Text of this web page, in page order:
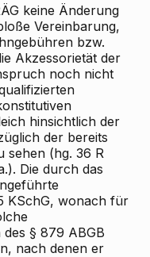
keine Änderung
Vereinbarung,
bzw.
Akzessorietät der
noch nicht
hinsichtlich der
der bereits
sehen (hg. 36 R
Die durch das
KSchG, wonach für
§ 879 ABGB
nach denen er